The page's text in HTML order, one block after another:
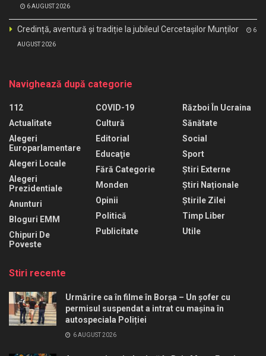
6 AUGUST 2026
Credință, aventură și tradiție la jubileul Cercetașilor Munților 6
AUGUST 2026
Navighează după categorie
112
Actualitate
Alegeri
Europarlamentare
Alegeri Locale
Alegeri
Prezidentiale
Anunturi
Bloguri EMM
Chipuri De
Poveste
COVID-19
Cultură
Editorial
Educaţie
Fără Categorie
Monden
Opinii
Politică
Publicitate
Război În Ucraina
Sănătate
Social
Sport
Știri Externe
Știri Naționale
Știrile Zilei
Timp Liber
Utile
Stiri recente
Urmărire ca în filme în Borșa – Un șofer cu
permisul suspendat a intrat cu mașina în
autospeciala Poliției
6 AUGUST 2026